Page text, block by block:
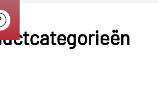
Wanneer de aandoening hinderlijk